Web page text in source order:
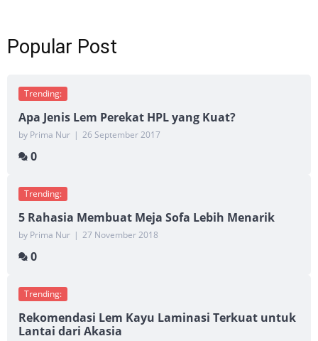
Popular Post
Trending:
Apa Jenis Lem Perekat HPL yang Kuat?
by Prima Nur | 26 September 2017
0
Trending:
5 Rahasia Membuat Meja Sofa Lebih Menarik
by Prima Nur | 27 November 2018
0
Trending:
Rekomendasi Lem Kayu Laminasi Terkuat untuk
Lantai dari Akasia